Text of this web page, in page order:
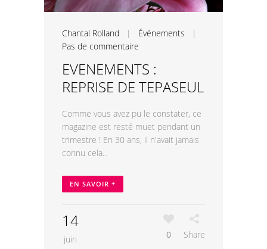
Chantal Rolland | Événements |
Pas de commentaire
EVENEMENTS :
REPRISE DE TEPASEUL
Comme vous avez pu le constater, ce
magazine est resté muet pendant un
trimestre ! En 30 ans, il n'avait jamais
connu cela...
EN SAVOIR +
14
juin 0 Share